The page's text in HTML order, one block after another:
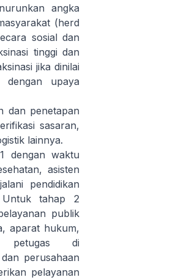
angka
(herd
sosial dan
tinggi dan
jika dinilai
upaya
dan penetapan
sasaran,
lainnya.
dengan waktu
asisten
pendidikan
Untuk tahap 2
publik
aparat hukum,
petugas di
perusahaan
pelayanan